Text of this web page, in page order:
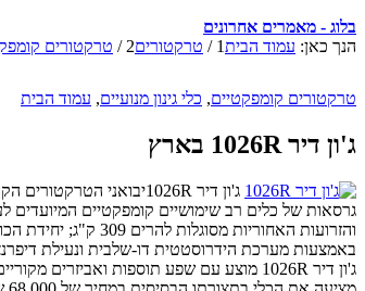
בלוג - מאמרים אחרונים
הנך כאן: עמוד הבית1
/ טרקטורים2
/ טרקטורים
טרקטורים קומפקטיים, כלי גינון מנועיים, עמוד הבית
ג'ון דיר 1026R בארץ
גרסאות של כלים רב שימושיים קומפקטיים המיועדים
והזרועות האחוריות מסוגלות להרים 309 ק"ג; יחידת הכוח מגיעה מיאנמר והיא בתצורת 3 צילינדרים בנפח כולל של 1,115 סמ"ק. המנוע עומד בתקני Tier 4.
באמצעות מערכת הידרוסטטית דו-שלבית ונעילת